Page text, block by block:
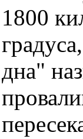
1800
дна"